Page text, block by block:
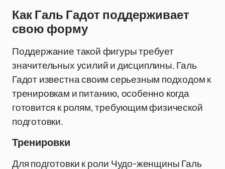
Как Галь Гадот поддерживает
свою форму
Поддержание такой фигуры требует
значительных усилий и дисциплины. Галь
Гадот известна своим серьезным подходом к
тренировкам и питанию, особенно когда
готовится к ролям, требующим физической
подготовки.
Тренировки
Для подготовки к роли Чудо-женщины Галь